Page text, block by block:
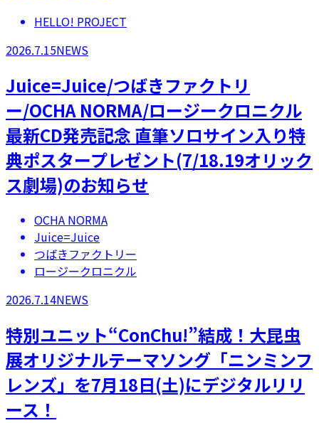
HELLO! PROJECT
2026.7.15NEWS
Juice=Juice/つばきファクトリ
ー/OCHA NORMA/ロージークロニクル
最新CD発売記念 直筆ソロサイン入り特
典ポスタープレゼント(7/18.19オリック
ス劇場)のお知らせ
OCHA NORMA
Juice=Juice
つばきファクトリー
ロージークロニクル
2026.7.14NEWS
特別ユニット“ConChu!”結成！大昆虫
展オリジナルテーマソング「ニンミンフ
レンズ」を7月18日(土)にデジタルリリ
ース！